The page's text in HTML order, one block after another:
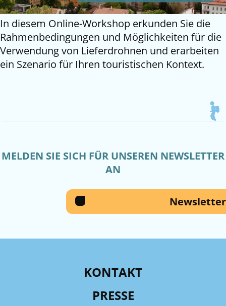
In diesem Online-Workshop erkunden Sie die
Rahmenbedingungen und Möglichkeiten für die
Verwendung von Lieferdrohnen und erarbeiten
ein Szenario für Ihren touristischen Kontext.
MELDEN SIE SICH FÜR UNSEREN NEWSLETTER
AN
Newsletter
KONTAKT
PRESSE